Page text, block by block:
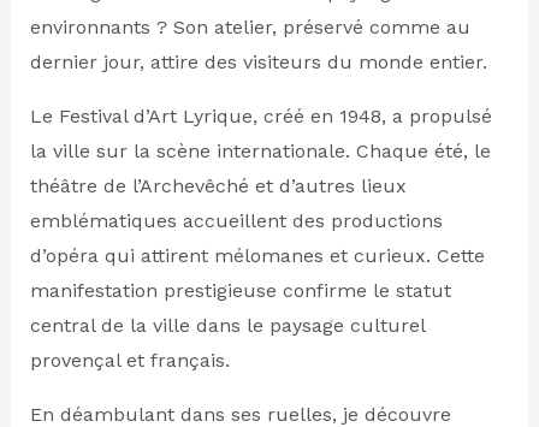
environnants ? Son atelier, préservé comme au
dernier jour, attire des visiteurs du monde entier.
Le Festival d’Art Lyrique, créé en 1948, a propulsé
la ville sur la scène internationale. Chaque été, le
théâtre de l’Archevêché et d’autres lieux
emblématiques accueillent des productions
d’opéra qui attirent mélomanes et curieux. Cette
manifestation prestigieuse confirme le statut
central de la ville dans le paysage culturel
provençal et français.
En déambulant dans ses ruelles, je découvre